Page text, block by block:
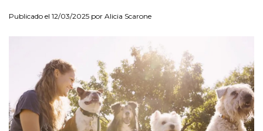
Publicado el 12/03/2025 por Alicia Scarone